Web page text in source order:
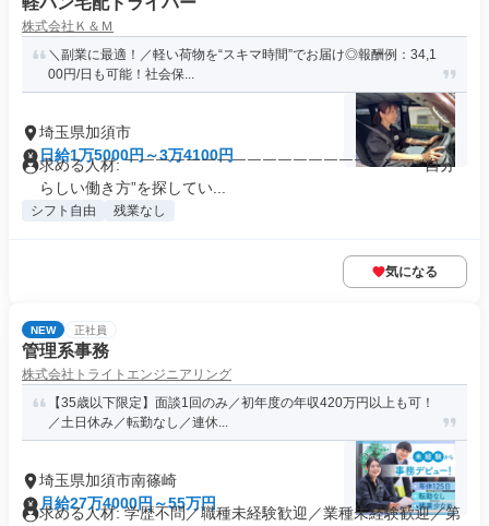
株式会社Ｋ＆Ｍ
＼副業に最適！／軽い荷物を“スキマ時間”でお届け◎報酬例：34,1
00円/日も可能！社会保...
埼玉県加須市
日給1万5000円～3万4100円
求める人材: ￣￣￣￣￣￣￣￣￣￣￣￣￣￣￣￣￣￣￣ “自分
らしい働き方”を探してい...
シフト自由 残業なし
気になる
NEW 正社員
管理系事務
株式会社トライトエンジニアリング
【35歳以下限定】面談1回のみ／初年度の年収420万円以上も可！
／土日休み／転勤なし／連休...
埼玉県加須市南篠崎
月給27万4000円～55万円
求める人材: 学歴不問／職種未経験歓迎／業種未経験歓迎／第